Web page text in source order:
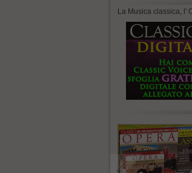
La Musica classica, l'